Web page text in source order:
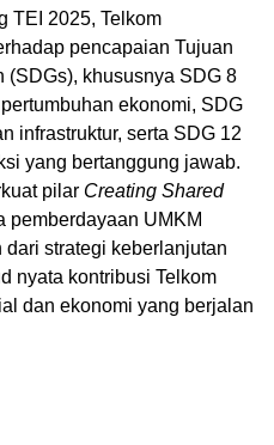
TEI 2025, Telkom
pencapaian Tujuan
(SDGs), khususnya SDG 8
ekonomi, SDG
infrastruktur, serta SDG 12
yang bertanggung jawab.
pilar Creating Shared
pemberdayaan UMKM
strategi keberlanjutan
nyata kontribusi Telkom
dan ekonomi yang berjalan